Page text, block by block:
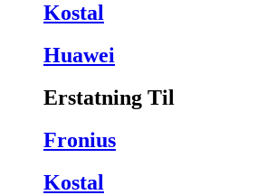
Kostal
Huawei
Erstatning Til
Fronius
Kostal